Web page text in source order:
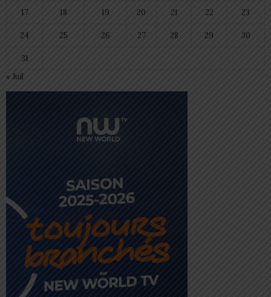
17 18 19 20 21 22 23
24 25 26 27 28 29 30
31
« Juil